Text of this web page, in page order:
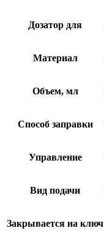
Дозатор для
Материал
Объем, мл
Способ заправки
Управление
Вид подачи
Закрывается на ключ